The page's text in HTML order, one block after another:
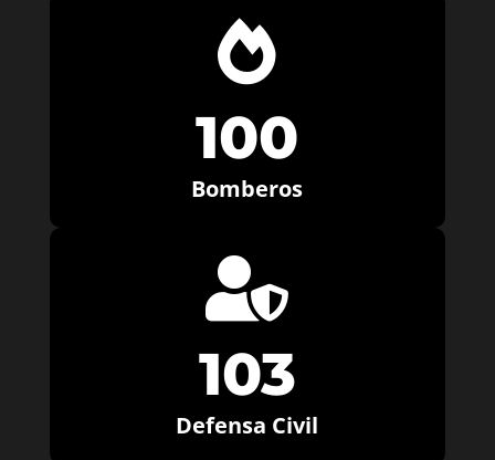

100
Bomberos

103
Defensa Civil